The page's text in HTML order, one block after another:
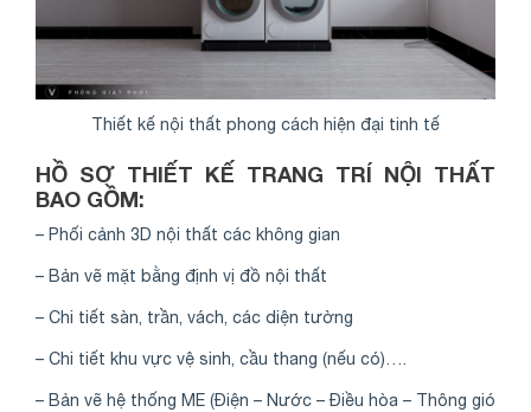
Thiết kế nội thất phong cách hiện đại tinh tế
HỒ SƠ THIẾT KẾ TRANG TRÍ NỘI THẤT
BAO GỒM:
– Phối cảnh 3D nội thất các không gian
– Bản vẽ mặt bằng định vị đồ nội thất
– Chi tiết sàn, trần, vách, các diện tường
– Chi tiết khu vực vệ sinh, cầu thang (nếu có)….
– Bản vẽ hệ thống ME (Điện – Nước – Điều hòa – Thông gió